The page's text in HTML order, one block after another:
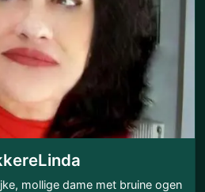
mollige dame met bruine ogen